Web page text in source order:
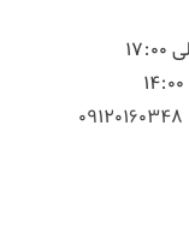
09120160348